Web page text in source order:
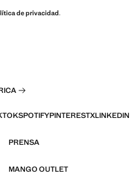
de privacidad.
SPOTIFYPINTERESTXLINKEDIN
PRENSA
MANGO OUTLET